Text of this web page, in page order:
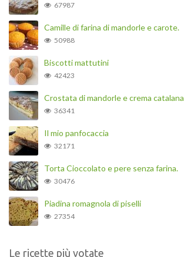
67987
Camille di farina di mandorle e carote.
50988
Biscotti mattutini
42423
Crostata di mandorle e crema catalana
36341
Il mio panfocaccia
32171
Torta Cioccolato e pere senza farina.
30476
Piadina romagnola di piselli
27354
Le ricette più votate